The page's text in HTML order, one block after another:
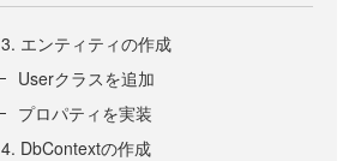
3. エンティティの作成
Userクラスを追加
プロパティを実装
4. DbContextの作成